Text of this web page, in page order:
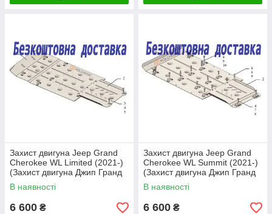
Захист двигуна Jeep Grand
Cherokee WL Limited (2021-)
(Захист двигуна Джип Гранд
Черокі) Кольчуга
В наявності
6 600 ₴
Захист двигуна Jeep Grand
Cherokee WL Summit (2021-)
(Захист двигуна Джип Гранд
Черокі) Кольчуга
В наявності
6 600 ₴